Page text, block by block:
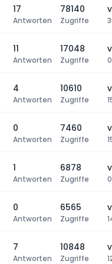
17
Antworten
78140
Zugriffe
11
Antworten
17048
Zugriffe
4
Antworten
10610
Zugriffe
0
Antworten
7460
Zugriffe
1
Antworten
6878
Zugriffe
0
Antworten
6565
Zugriffe
7
Antworten
10848
Zugriffe